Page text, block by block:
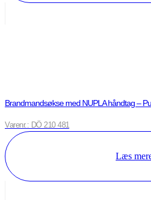
Brandmandsøkse med NUPLA håndtag –
Varenr.: DÖ 210 481
Læs